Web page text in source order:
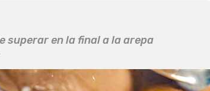
superar en la final a la arepa